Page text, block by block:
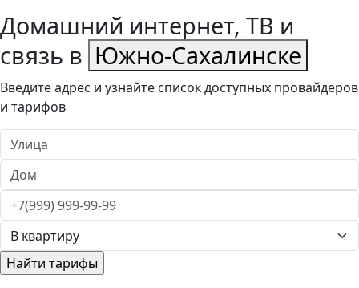
Домашний интернет, ТВ и
связь в Южно-Сахалинске
Введите адрес и узнайте список доступных провайдеров
и тарифов